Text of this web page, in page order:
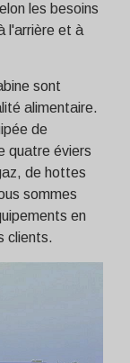
les besoins
l'arrière et à
sont
alimentaire.
de
quatre éviers
de hottes
sommes
en
clients.